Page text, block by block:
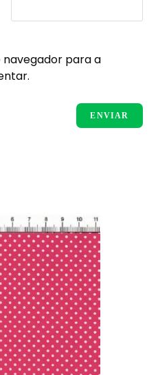
navegador para a